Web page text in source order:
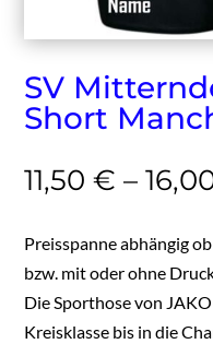
SV
Short
11,50€ –
Preisspanne abhängig
bzw. mit oder ohne
Die Sporthose von
Kreisklasse bis in die